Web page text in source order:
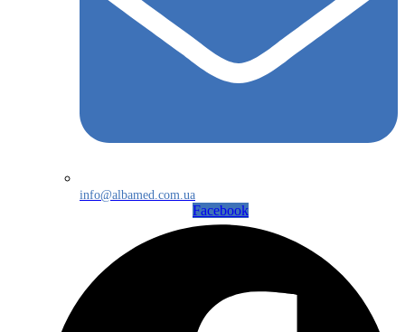
info@albamed.com.ua
Facebook